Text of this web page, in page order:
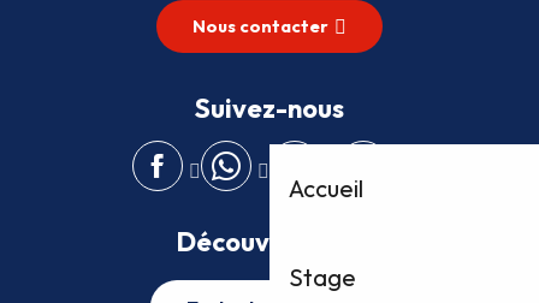
Accueil
Stage
Nous contacter
Suivez-nous
Découvrez plus